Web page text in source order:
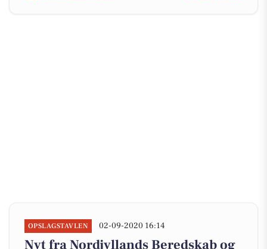
OPSLAGSTAVLEN 02-09-2020 16:14
Nyt fra Nordjyllands Beredskab og